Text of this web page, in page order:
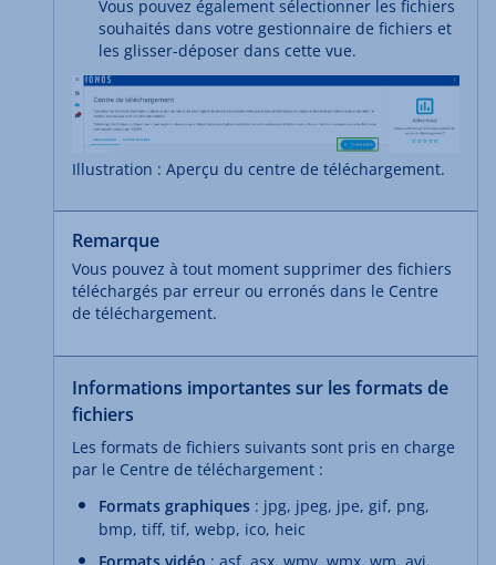
Vous pouvez également sélectionner les fichiers
souhaités dans votre gestionnaire de fichiers et
les glisser-déposer dans cette vue.
Illustration : Aperçu du centre de téléchargement.
Remarque
Vous pouvez à tout moment supprimer des fichiers
téléchargés par erreur ou erronés dans le Centre
de téléchargement.
Informations importantes sur les formats de
fichiers
Les formats de fichiers suivants sont pris en charge
par le Centre de téléchargement :
Formats graphiques : jpg, jpeg, jpe, gif, png,
bmp, tiff, tif, webp, ico, heic